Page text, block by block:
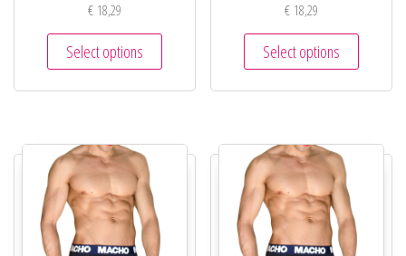
€18,29
Select options
€ 18,29
Select options